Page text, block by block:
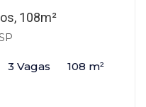
108m²
3 Vagas 108 m²